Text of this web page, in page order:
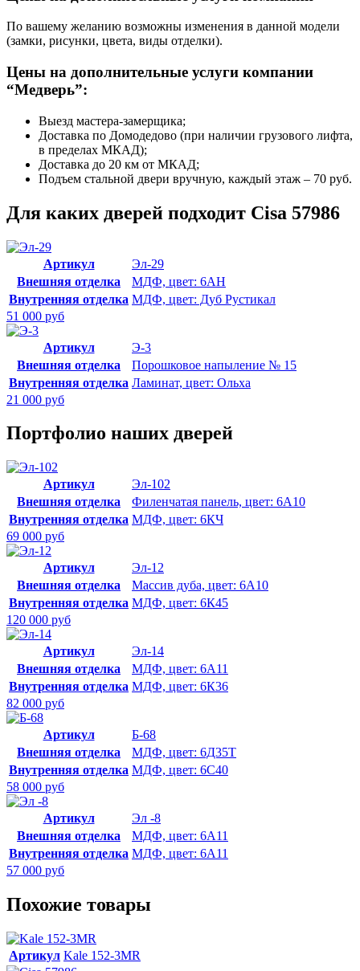
По вашему желанию возможны изменения в данной модели
(замки, рисунки, цвета, виды отделки).
Цены на дополнительные услуги компании
“Медверь”:
Выезд мастера-замерщика;
Доставка по Домодедово (при наличии грузового лифта,
в пределах МКАД);
Доставка до 20 км от МКАД;
Подъем стальной двери вручную, каждый этаж – 70 руб.
Для каких дверей подходит Cisa 57986
Артикул
Эл-29
Внешняя отделка
МДФ, цвет: 6АН
Внутренняя отделка МДФ, цвет: Дуб Рустикал
51 000 руб
Артикул
Э-3
Внешняя отделка
Порошковое напыление № 15
Внутренняя отделка Ламинат, цвет: Ольха
21 000 руб
Портфолио наших дверей
Артикул
Эл-102
Внешняя отделка
Филенчатая панель, цвет: 6А10
Внутренняя отделка МДФ, цвет: 6КЧ
69 000 руб
Артикул
Эл-12
Внешняя отделка
Массив дуба, цвет: 6А10
Внутренняя отделка МДФ, цвет: 6К45
120 000 руб
Артикул
Эл-14
Внешняя отделка
МДФ, цвет: 6А11
Внутренняя отделка МДФ, цвет: 6К36
82 000 руб
Артикул
Б-68
Внешняя отделка
МДФ, цвет: 6Д35Т
Внутренняя отделка МДФ, цвет: 6С40
58 000 руб
Артикул
Эл -8
Внешняя отделка
МДФ, цвет: 6А11
Внутренняя отделка МДФ, цвет: 6А11
57 000 руб
Похожие товары
Артикул Kale 152-3MR